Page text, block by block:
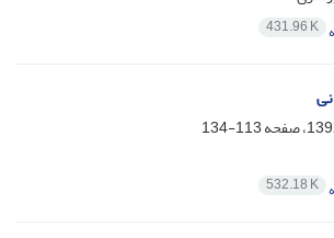
431.96 K
113-134
532.18 K